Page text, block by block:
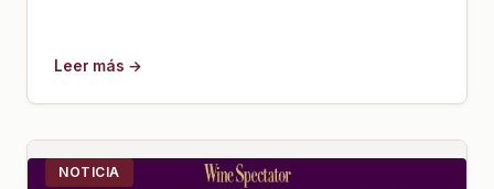
Leer más →
NOTICIA